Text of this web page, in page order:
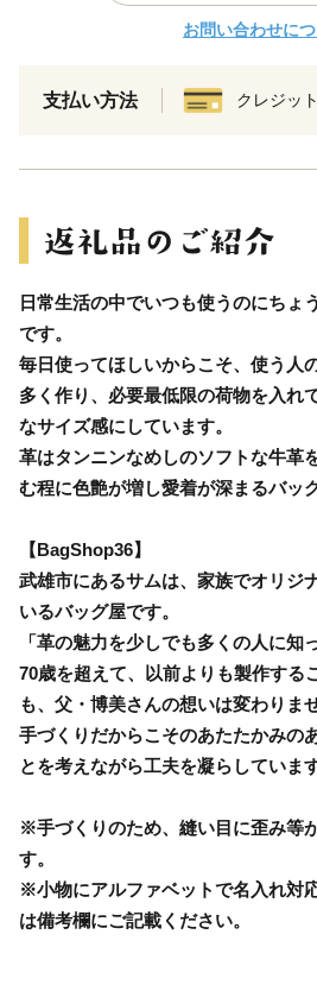
お問い合わせに
支払い方法 クレジッ
日常生活の中でいつも使うのにちょ
です。
毎日使ってほしいからこそ、使う人
多く作り、必要最低限の荷物を入れ
なサイズ感にしています。
革はタンニンなめしのソフトな牛革
む程に色艶が増し愛着が深まるバッ
【BagShop36】
武雄市にあるサムは、家族でオリジ
いるバッグ屋です。
「革の魅力を少しでも多くの人に知
70歳を超えて、以前よりも製作する
も、父・博美さんの想いは変わりませ
手づくりだからこそのあたたかみの
とを考えながら工夫を凝らしています
※手づくりのため、縫い目に歪み等
す。
※小物にアルファベットで名入れ対
は備考欄にご記載ください。